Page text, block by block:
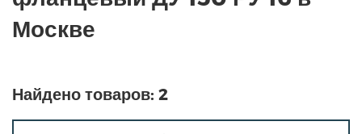
Москве
Найдено товаров: 2